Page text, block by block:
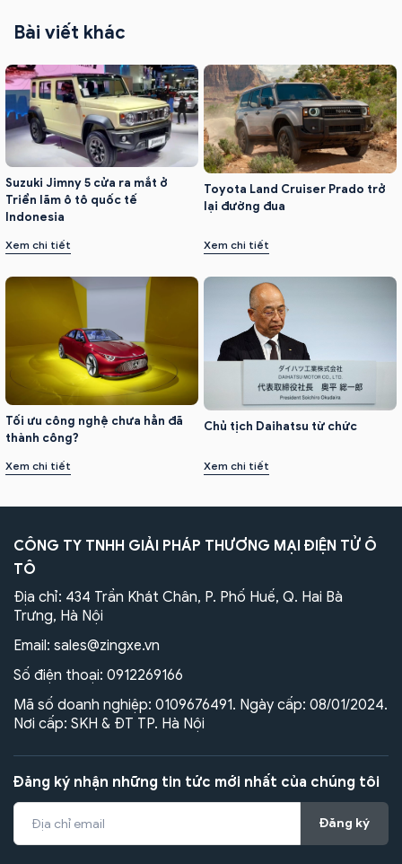
Bài viết khác
Suzuki Jimny 5 cửa ra mắt ở
Triển lãm ô tô quốc tế
Indonesia
Xem chi tiết
Toyota Land Cruiser Prado trở
lại đường đua
Xem chi tiết
Tối ưu công nghệ chưa hẳn đã
thành công?
Xem chi tiết
Chủ tịch Daihatsu từ chức
Xem chi tiết
CÔNG TY TNHH GIẢI PHÁP THƯƠNG MẠI ĐIỆN TỬ Ô
TÔ
Địa chỉ: 434 Trần Khát Chân, P. Phố Huế, Q. Hai Bà
Trưng, Hà Nội
Email: sales@zingxe.vn
Số điện thoại: 0912269166
Mã số doanh nghiệp: 0109676491. Ngày cấp: 08/01/2024.
Nơi cấp: SKH & ĐT TP. Hà Nội
Đăng ký nhận những tin tức mới nhất của chúng tôi
Đăng ký